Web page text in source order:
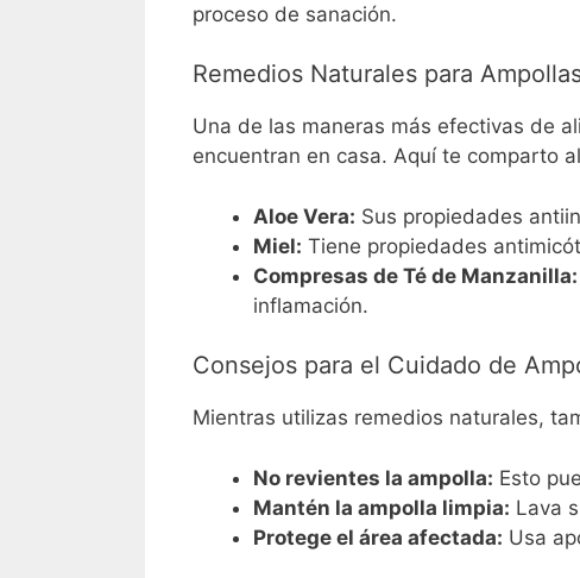
proceso de sanación.
Remedios Naturales para
Una de las maneras más efectivas de
encuentran en casa. Aquí te comparto
Aloe Vera: Sus propiedades
Miel: Tiene propiedades
Compresas de Té de Manzanilla:
inflamación.
Consejos para el Cuidado de
Mientras utilizas remedios naturales,
No revientes la ampolla: Esto
Mantén la ampolla limpia: Lava
Protege el área afectada: Usa